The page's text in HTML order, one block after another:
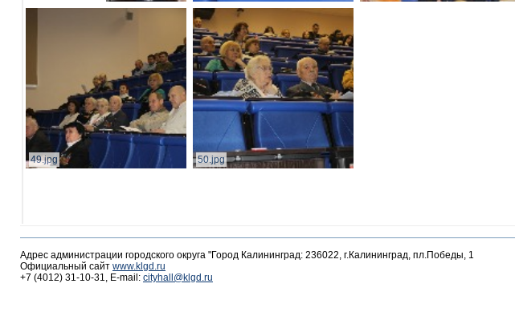
49.jpg 50.jpg
Адрес администрации городского округа "Город Калининград: 236022, г.Калининград, пл.Победы, 1
Официальный сайт www.klgd.ru
+7 (4012) 31-10-31, E-mail: cityhall@klgd.ru